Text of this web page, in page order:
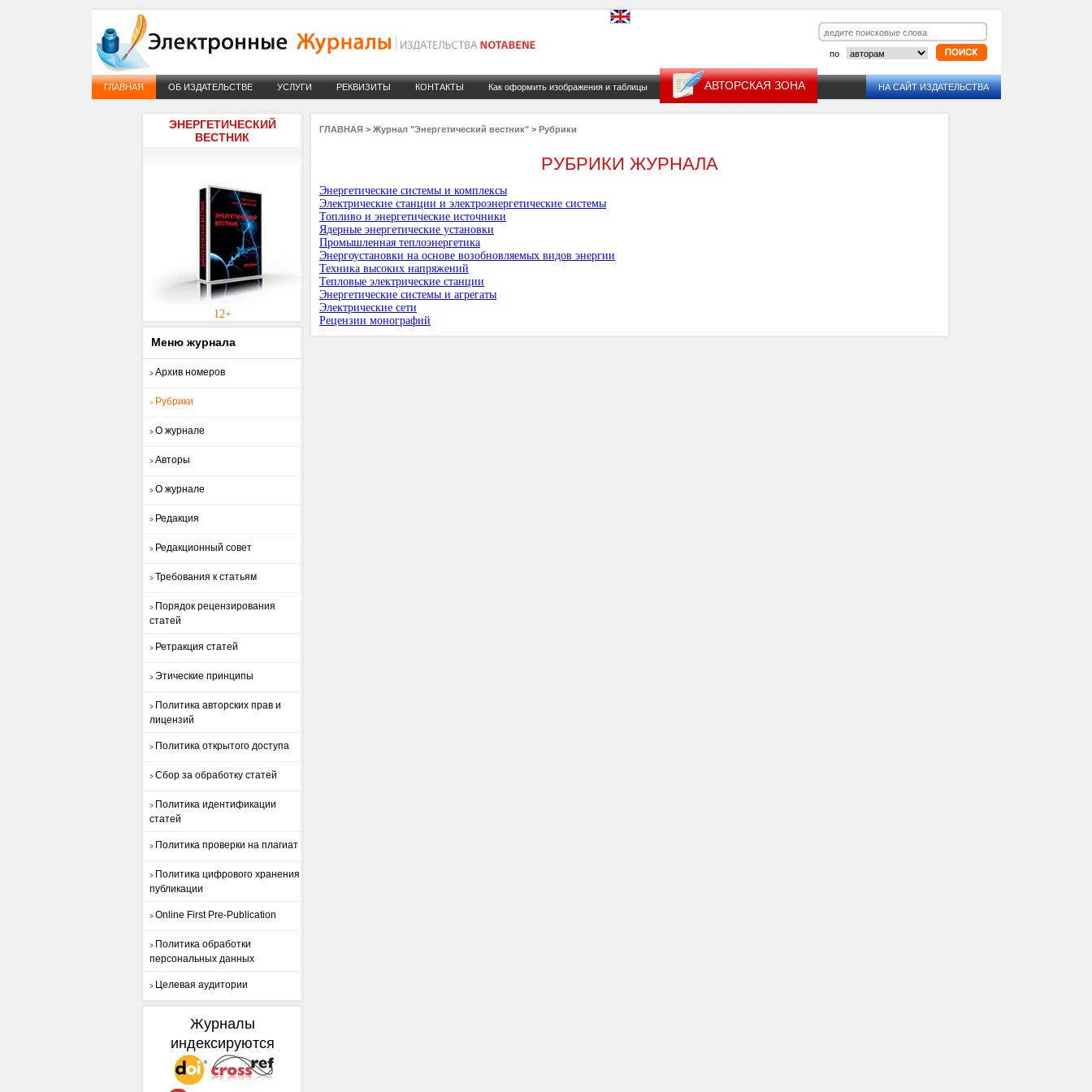
по
ГЛАВНАЯ ОБ ИЗДАТЕЛЬСТВЕ УСЛУГИ РЕКВИЗИТЫ КОНТАКТЫ Как оформить изображения и таблицы АВТОРСКАЯ ЗОНА НА САЙТ ИЗДАТЕЛЬСТВА
ЭНЕРГЕТИЧЕСКИЙ
ВЕСТНИК
12+
Меню журнала
> Архив номеров
> Рубрики
> О журнале
> Авторы
> О журнале
> Редакция
> Редакционный совет
> Требования к статьям
> Порядок рецензирования
статей
> Ретракция статей
> Этические принципы
> Политика авторских прав и
лицензий
> Политика открытого доступа
> Сбор за обработку статей
> Политика идентификации
статей
> Политика проверки на плагиат
> Политика цифрового хранения
публикации
> Online First Pre-Publication
> Политика обработки
персональных данных
> Целевая аудитории
Журналы
индексируются
ГЛАВНАЯ > Журнал "Энергетический вестник" > Рубрики
РУБРИКИ ЖУРНАЛА
Энергетические системы и комплексы
Электрические станции и электроэнергетические системы
Топливо и энергетические источники
Ядерные энергетические установки
Промышленная теплоэнергетика
Энергоустановки на основе возобновляемых видов энергии
Техника высоких напряжений
Тепловые электрические станции
Энергетические системы и агрегаты
Электрические сети
Рецензии монографий